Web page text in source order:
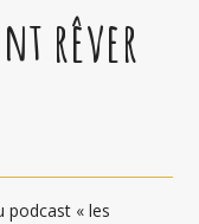
rêver
podcast « les